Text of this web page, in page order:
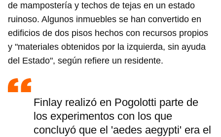
de mampostería y techos de tejas en un estado
ruinoso. Algunos inmuebles se han convertido en
edificios de dos pisos hechos con recursos propios
y "materiales obtenidos por la izquierda, sin ayuda
del Estado", según refiere un residente.
Finlay realizó en Pogolotti parte de
los experimentos con los que
concluyó que el 'aedes aegypti' era el